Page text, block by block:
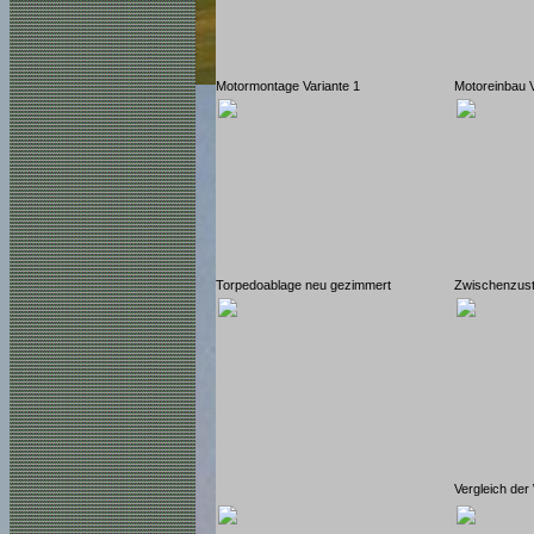
Motormontage Variante 1 Motoreinbau
Torpedoablage neu gezimmert
Vergleich der